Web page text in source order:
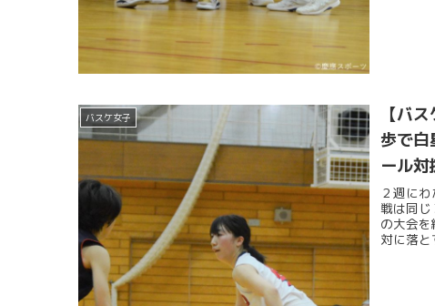
バスケ女子
【バ
歩で
ール
２週に
戦は同
の大会
対に落